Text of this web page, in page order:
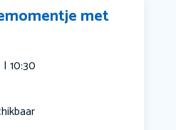
met
10:30